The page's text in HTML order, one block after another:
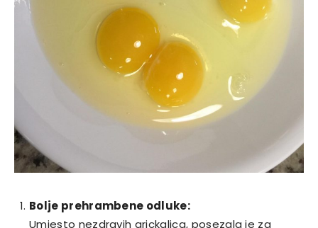
Bolje prehrambene odluke:
Umjesto nezdravih grickalica, posezala je za